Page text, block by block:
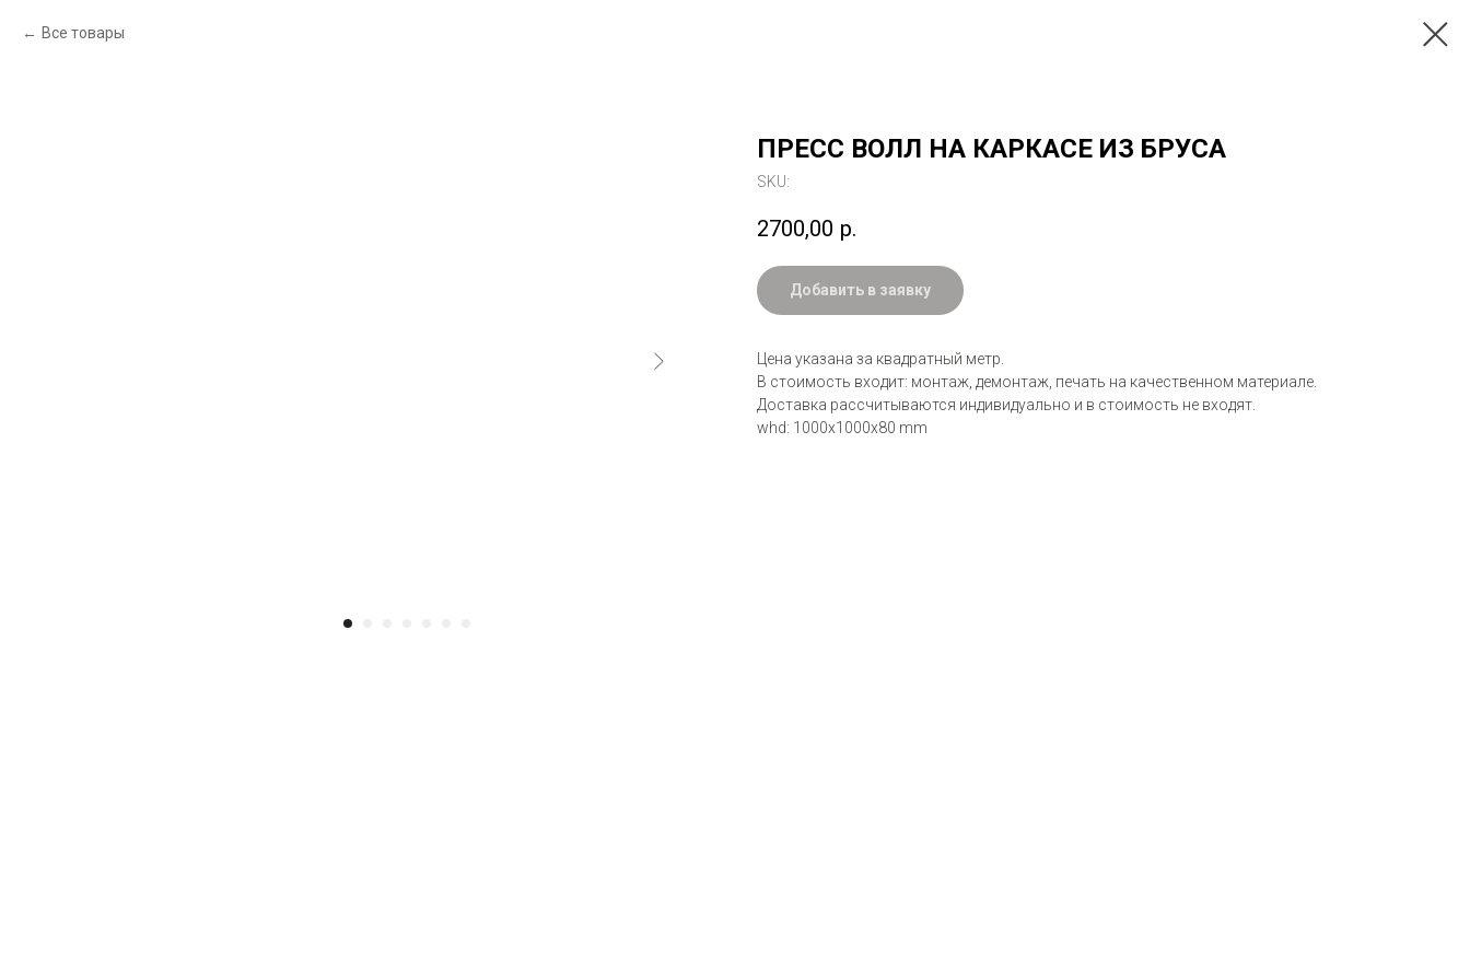
Все товары
ПРЕСС ВОЛЛ НА КАРКАСЕ ИЗ БРУСА
SKU:
2700,00 р.
Добавить в заявку
Цена указана за квадратный метр.
В стоимость входит: монтаж, демонтаж, печать на качественном материале.
Доставка рассчитываются индивидуально и в стоимость не входят.
whd: 1000x1000x80 mm